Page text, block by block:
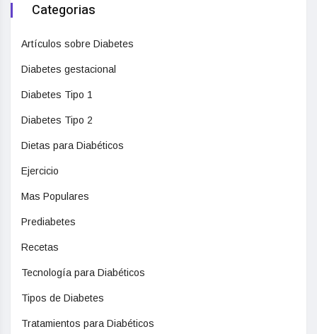
Categorias
Artículos sobre Diabetes
Diabetes gestacional
Diabetes Tipo 1
Diabetes Tipo 2
Dietas para Diabéticos
Ejercicio
Mas Populares
Prediabetes
Recetas
Tecnología para Diabéticos
Tipos de Diabetes
Tratamientos para Diabéticos